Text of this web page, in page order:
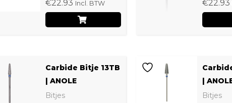
€22.93 Incl. BTW €22.93
Carbide Bitje 13TB
| ANOLE
Bitjes
|
Bitjes